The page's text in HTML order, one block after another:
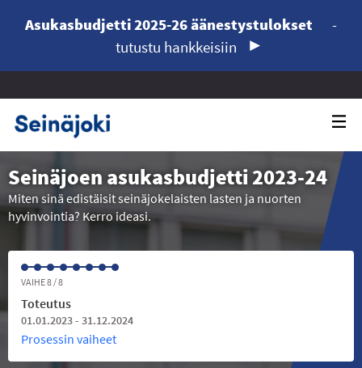
Asukasbudjetti 2025-26 äänestystulokset
-
tutustu hankkeisiin
Seinäjoen asukasbudjetti 2023-24
Miten sinä edistäisit seinäjokelaisten lasten ja nuorten
hyvinvointia? Kerro ideasi.
VAIHE 8 / 8
Toteutus
01.01.2023 - 31.12.2024
Prosessin vaiheet